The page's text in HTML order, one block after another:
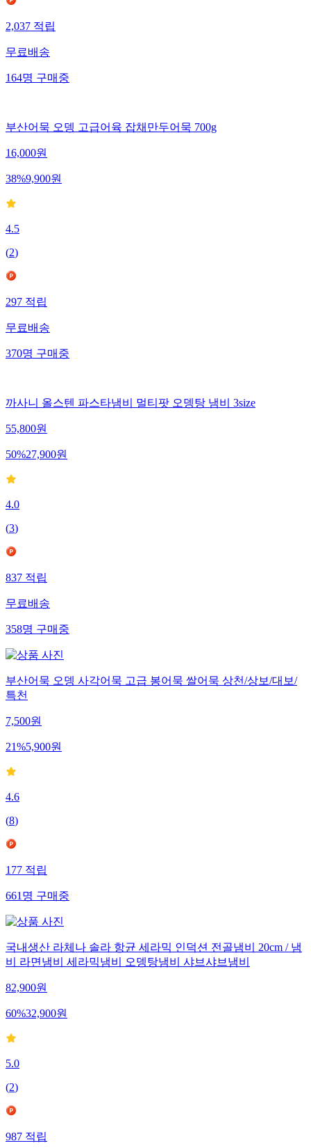
2,037적립
무료배송
164명구매중
부산어묵 오뎅 고급어육 잡채만두어묵 700g
16,000원
38%9,900원
4.5
(2)
297적립
무료배송
370명구매중
까사니 올스텐 파스타냄비 멀티팟 오뎅탕 냄비 3size
55,800원
50%27,900원
4.0
(3)
837적립
무료배송
358명구매중
부산어묵 오뎅 사각어묵 고급 봉어묵 쌀어묵 상천/상보/대보/
특천
7,500원
21%5,900원
4.6
(8)
177적립
661명구매중
국내생산 라체나 솔라 항균 세라믹 인덕션 전골냄비 20cm / 냄
비 라면냄비 세라믹냄비 오뎅탕냄비 샤브샤브냄비
82,900원
60%32,900원
5.0
(2)
987적립